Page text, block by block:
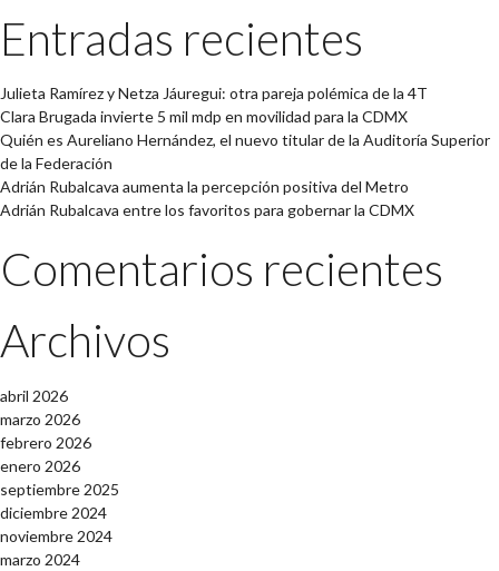
Entradas recientes
Julieta Ramírez y Netza Jáuregui: otra pareja polémica de la 4T
Clara Brugada invierte 5 mil mdp en movilidad para la CDMX
Quién es Aureliano Hernández, el nuevo titular de la Auditoría Superior
de la Federación
Adrián Rubalcava aumenta la percepción positiva del Metro
Adrián Rubalcava entre los favoritos para gobernar la CDMX
Comentarios recientes
Archivos
abril 2026
marzo 2026
febrero 2026
enero 2026
septiembre 2025
diciembre 2024
noviembre 2024
marzo 2024